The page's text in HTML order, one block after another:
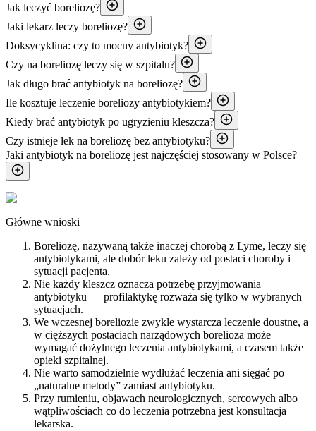
Jak leczyć boreliozę?
Jaki lekarz leczy boreliozę?
Doksycyklina: czy to mocny antybiotyk?
Czy na boreliozę leczy się w szpitalu?
Jak długo brać antybiotyk na boreliozę?
Ile kosztuje leczenie boreliozy antybiotykiem?
Kiedy brać antybiotyk po ugryzieniu kleszcza?
Czy istnieje lek na boreliozę bez antybiotyku?
Jaki antybiotyk na boreliozę jest najczęściej stosowany w Polsce?
Główne wnioski
Boreliozę, nazywaną także inaczej chorobą z Lyme, leczy się
antybiotykami, ale dobór leku zależy od postaci choroby i
sytuacji pacjenta.
Nie każdy kleszcz oznacza potrzebę przyjmowania
antybiotyku — profilaktykę rozważa się tylko w wybranych
sytuacjach.
We wczesnej boreliozie zwykle wystarcza leczenie doustne, a
w cięższych postaciach narządowych borelioza może
wymagać dożylnego leczenia antybiotykami, a czasem także
opieki szpitalnej.
Nie warto samodzielnie wydłużać leczenia ani sięgać po
„naturalne metody” zamiast antybiotyku.
Przy rumieniu, objawach neurologicznych, sercowych albo
wątpliwościach co do leczenia potrzebna jest konsultacja
lekarska.